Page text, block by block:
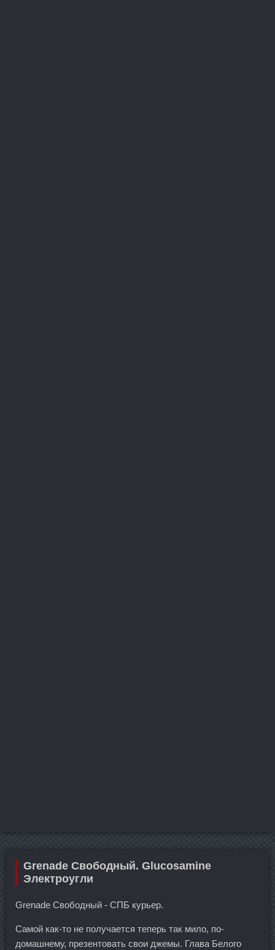
Grenade Свободный. Glucosamine
Электроугли
Grenade Свободный - СПБ курьер.
Самой как-то не получается теперь так мило, по-
домашнему, презентовать свои джемы. Глава Белого